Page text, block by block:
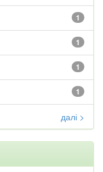
1
1
1
1
далі >